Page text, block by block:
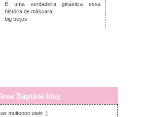
É uma verdadeira ginástica essa
história de máscara.
big beijos
Baptista blog
quarta-feira, junho 24, 2020
muitoooo uteis :)